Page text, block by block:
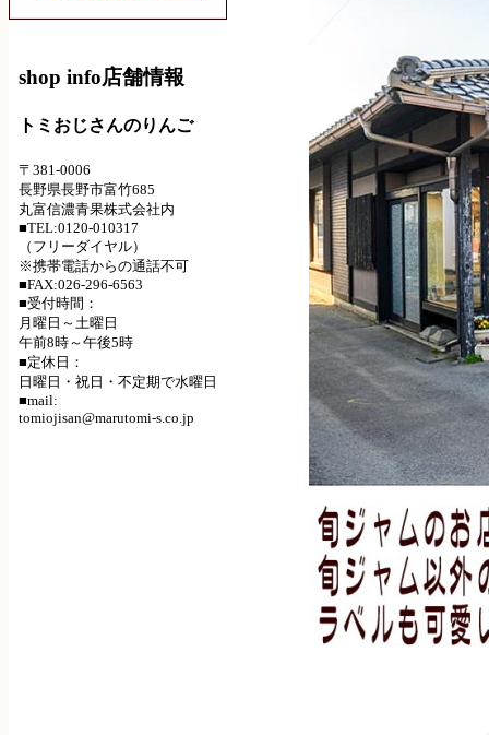
shop info店舗情報
トミおじさんのりんご
〒381-0006
長野県長野市富竹685
丸富信濃青果株式会社内
■TEL:0120-010317
（フリーダイヤル）
※携帯電話からの通話不可
■FAX:026-296-6563
■受付時間：
月曜日～土曜日
午前8時～午後5時
■定休日：
日曜日・祝日・不定期で水曜日
■mail:
tomiojisan@marutomi-s.co.jp